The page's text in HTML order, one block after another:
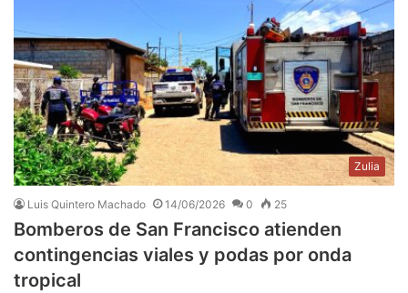
Zulia
Luis Quintero Machado 14/06/2026 0 25
Bomberos de San Francisco atienden
contingencias viales y podas por onda
tropical